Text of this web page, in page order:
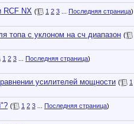
RCF NX ( 1 2 3 Последняя страница)
топа с уклоном на сч диапазон (
1 2 3 Последняя страница)
усилителей мощности (
1
( 1 2 3 Последняя страница)